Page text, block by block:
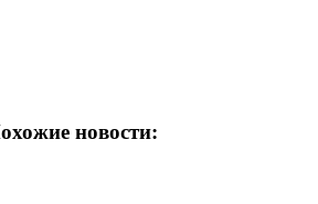
новости: